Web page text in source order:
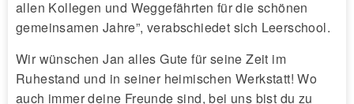
allen Kollegen und Weggefährten für die schönen
gemeinsamen Jahre”, verabschiedet sich Leerschool.
Wir wünschen Jan alles Gute für seine Zeit im
Ruhestand und in seiner heimischen Werkstatt! Wo
auch immer deine Freunde sind, bei uns bist du zu